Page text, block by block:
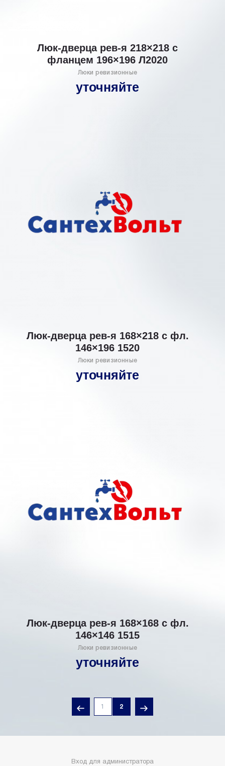
Люк-дверца рев-я 218×218 с
фланцем 196×196 Л2020
Люки ревизионные
уточняйте
Люк-дверца рев-я 168×218 с фл.
146×196 1520
Люки ревизионные
уточняйте
Люк-дверца рев-я 168×168 с фл.
146×146 1515
Люки ревизионные
уточняйте
2
Вход для администратора